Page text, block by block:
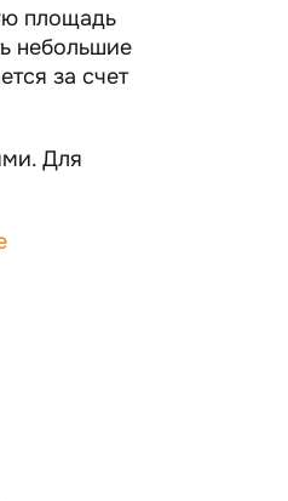
площадь
небольшие
за счет
Для